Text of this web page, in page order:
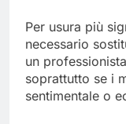
Per usura più
necessario
un
soprattutto se i
sentimentale o